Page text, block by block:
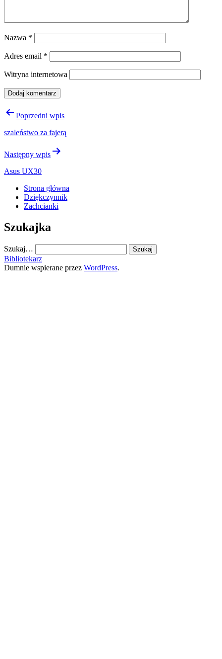
Nazwa *
Adres email *
Witryna internetowa
Nawigacja
Poprzedni wpis
szaleństwo za fajerą
Następny wpis
Asus UX30
Strona główna
Dziękczynnik
Zachcianki
Szukajka
Szukaj…
Bibliotekarz
Dumnie wspierane przez WordPress.